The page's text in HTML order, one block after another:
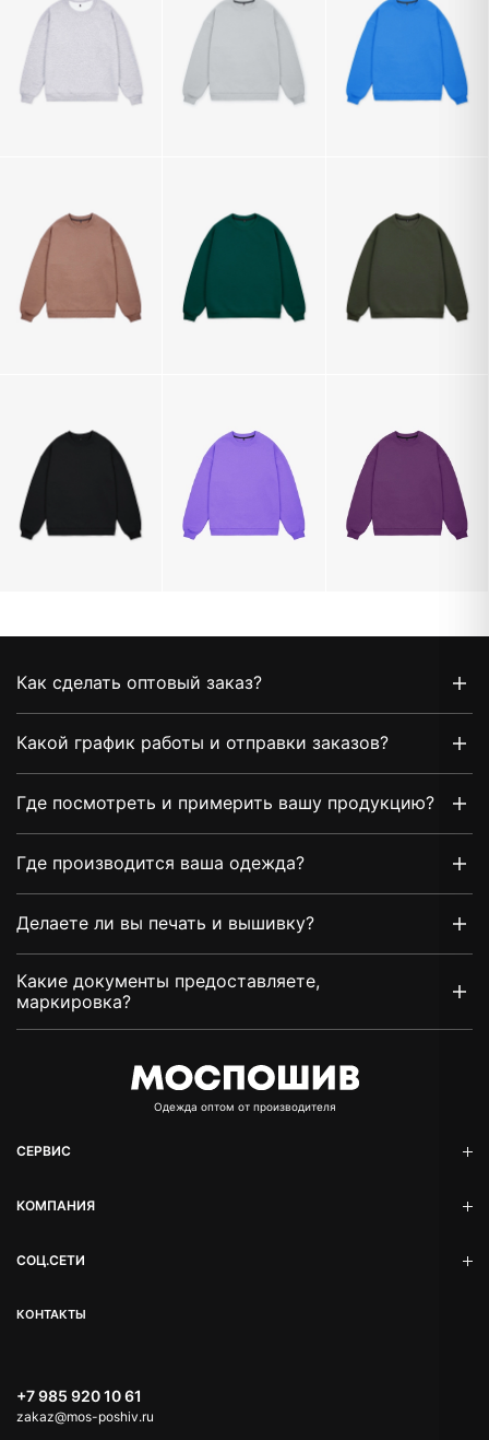
Как сделать оптовый заказ?
Какой график работы и отправки заказов?
Где посмотреть и примерить вашу продукцию?
Где производится ваша одежда?
Делаете ли вы печать и вышивку?
Какие документы предоставляете,
маркировка?
Oдежда оптом от производителя
СЕРВИС
КОМПАНИЯ
СОЦ.СЕТИ
КОНТАКТЫ
+7 985 920 10 61
zakaz@mos-poshiv.ru